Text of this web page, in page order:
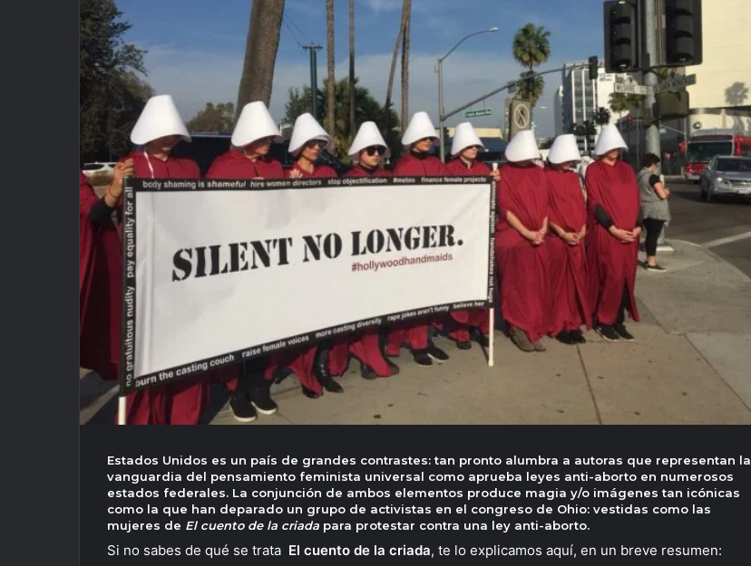
Estados Unidos es un país de grandes contrastes: tan pronto alumbra a autoras que representan la
vanguardia del pensamiento feminista universal como aprueba leyes anti-aborto en numerosos
estados federales. La conjunción de ambos elementos produce magia y/o imágenes tan icónicas
como la que han deparado un grupo de activistas en el congreso de Ohio: vestidas como las
mujeres de El cuento de la criada para protestar contra una ley anti-aborto.
Si no sabes de qué se trata El cuento de la criada, te lo explicamos aquí, en un breve resumen: